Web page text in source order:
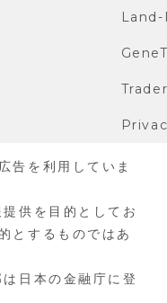
Land-
告を利用していま
供を目的としてお
とするものではあ
日本の金融庁に登